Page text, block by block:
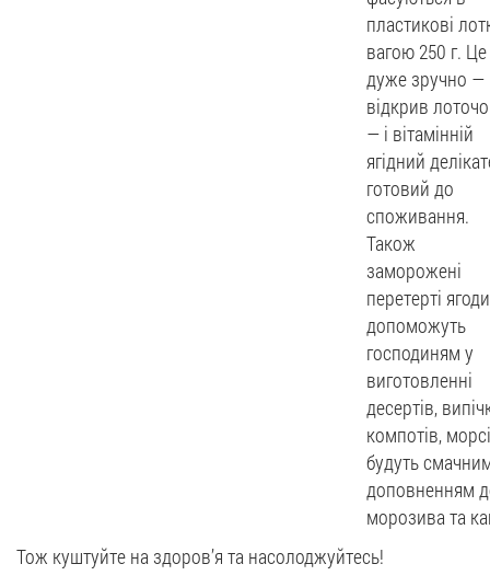
пластикові
вагою 250 г. Це
дуже зручно —
відкрив
— і вітамінній
ягідний
готовий до
споживання.
Також
заморожені
перетерті ягоди
допоможуть
господиням у
виготовленні
десертів,
компотів,
будуть
доповненням
морозива та
Тож куштуйте на здоров’я та насолоджуйтесь!